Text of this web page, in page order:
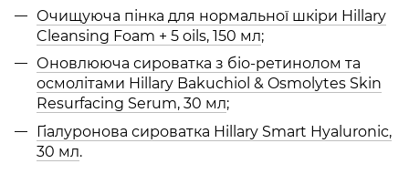
Очищуюча пінка для нормальної шкіри Hillary
Cleansing Foam + 5 oils, 150 мл;
Оновлююча сироватка з біо-ретинолом та
осмолітами Hillary Bakuchiol & Osmolytes Skin
Resurfacing Serum, 30 мл;
Гіалуронова сироватка Hillary Smart Hyaluronic,
30 мл.